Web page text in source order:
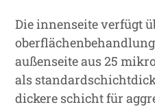
Die innenseite verfügt
außenseite aus 25
als
dickere schicht für